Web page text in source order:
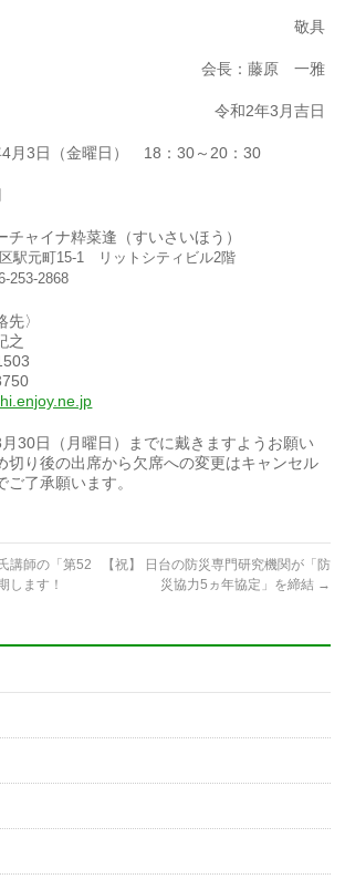
敬具
会長：藤原 一雅
令和2年3月吉日
月3日（金曜日） 18：30～20：30
ャイナ粋菜逢（すいさいほう）
15-1 リットシティビル2階
2868
先〉
之
30日（月曜日）までに戴きますようお願い
切り後の出席から欠席への変更はキャンセル
了承願います。
講師の「第52
します！
【祝】 日台の防災専門研究機関が「防
災協力5ヵ年協定」を締結 →